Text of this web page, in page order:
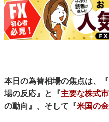
本日の為替相場の焦点は、
場の反応』と『主要な株式
の動向』、そして『米国の